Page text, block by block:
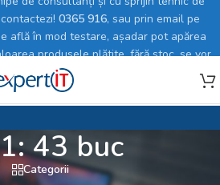
0365 916, sau prin email pe
află în mod testare, așadar pot apărea
produsele plătite, fără stoc, se vor
43 buc
Categorii